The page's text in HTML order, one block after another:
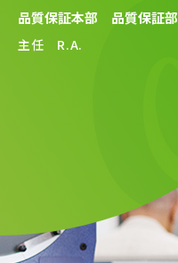
品質保証本部 品質保証部
主任 R.A.